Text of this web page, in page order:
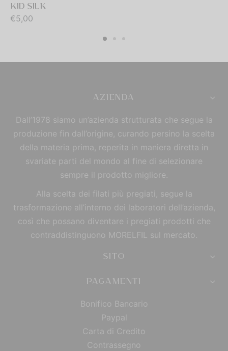
KID SILK
€5,00
AZIENDA
Dall’1978 siamo un’azienda strutturata che segue la
produzione fin dall’origine, curando persino la scelta
della materia prima, reperita in maniera diretta in
svariate parti del mondo al fine di selezionare
sempre il prodotto migliore.
Alla scelta dei filati più pregiati, segue la
trasformazione all’interno dei laboratori dell’azienda,
così che possano diventare i pregiati prodotti che
contraddistinguono MORELFIL sul mercato.
SITO
PAGAMENTI
Bonifico Bancario
Paypal
Carta di Credito
Contrassegno